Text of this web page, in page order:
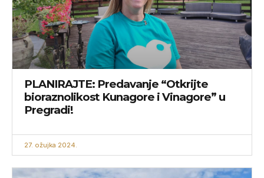
PLANIRAJTE: Predavanje “Otkrijte
bioraznolikost Kunagore i Vinagore” u
Pregradi!
27. ožujka 2024.